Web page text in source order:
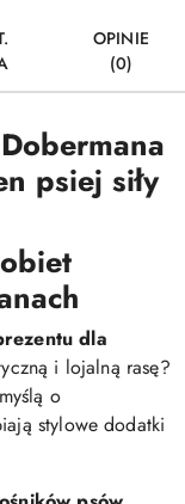
OPINIE
(0)
psiej siły
dla
i lojalną rasę?
o
stylowe dodatki